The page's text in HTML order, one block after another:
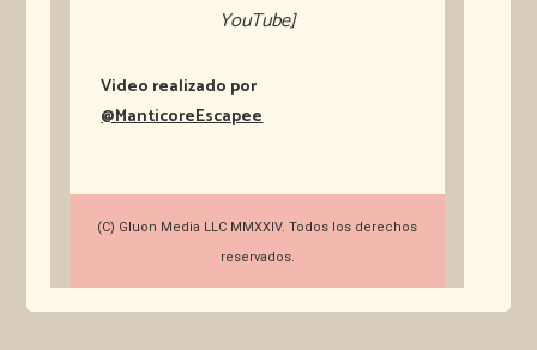
YouTube]
Video realizado por
@ManticoreEscapee
(C) Gluon Media LLC MMXXIV. Todos los derechos
reservados.